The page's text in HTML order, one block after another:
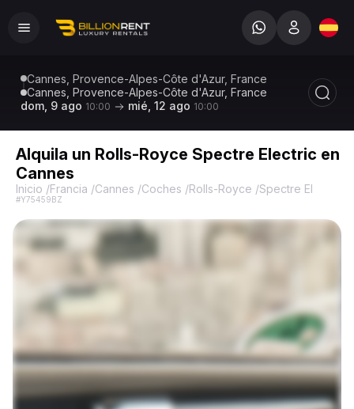
Cannes, Provence-Alpes-Côte d'Azur, France
Cannes, Provence-Alpes-Côte d'Azur, France
dom, 9 ago 10:00 mié, 12 ago 10:00
Alquila un Rolls-Royce Spectre Electric en
Cannes
Inicio /Francia /Cannes /Coches /Rolls-Royce /Spectre Electric
#Y75459BZ